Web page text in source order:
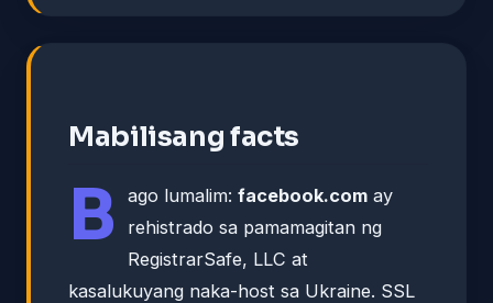
Mabilisang facts
B ago lumalim: facebook.com ay
rehistrado sa pamamagitan ng
RegistrarSafe, LLC at
kasalukuyang naka-host sa Ukraine. SSL